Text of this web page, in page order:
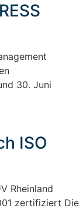
30. Juni
ISO
Rheinland
zertifiziert Die